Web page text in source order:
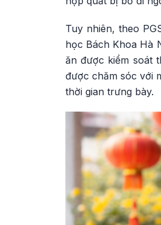
Tuy nhiên, theo
học Bách Khoa Hà
ăn được kiểm soát
được chăm sóc với
thời gian trưng bày.